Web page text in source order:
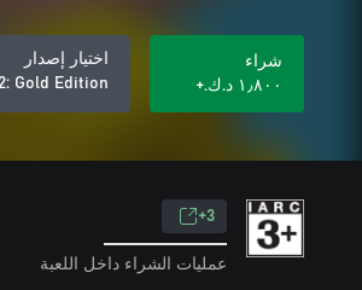
شراء
١٫٨٠٠ د.ك.‏+
اختيار إصدار
Gold Edition
3+
عمليات الشراء داخل اللعبة